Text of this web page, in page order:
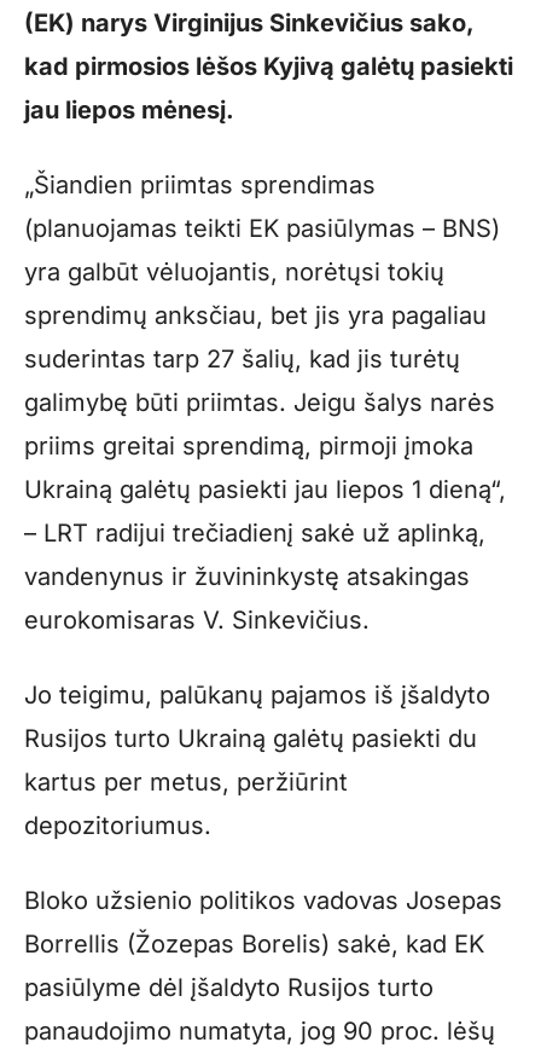
(EK) narys Virginijus Sinkevičius sako,
kad pirmosios lėšos Kyjivą galėtų pasiekti
jau liepos mėnesį.
„Šiandien priimtas sprendimas
(planuojamas teikti EK pasiūlymas – BNS)
yra galbūt vėluojantis, norėtųsi tokių
sprendimų anksčiau, bet jis yra pagaliau
suderintas tarp 27 šalių, kad jis turėtų
galimybę būti priimtas. Jeigu šalys narės
priims greitai sprendimą, pirmoji įmoka
Ukrainą galėtų pasiekti jau liepos 1 dieną“,
– LRT radijui trečiadienį sakė už aplinką,
vandenynus ir žuvininkystę atsakingas
eurokomisaras V. Sinkevičius.
Jo teigimu, palūkanų pajamos iš įšaldyto
Rusijos turto Ukrainą galėtų pasiekti du
kartus per metus, peržiūrint
depozitoriumus.
Bloko užsienio politikos vadovas Josepas
Borrellis (Žozepas Borelis) sakė, kad EK
pasiūlyme dėl įšaldyto Rusijos turto
panaudojimo numatyta, jog 90 proc. lėšų